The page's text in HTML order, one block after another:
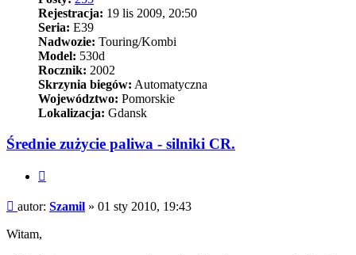
Rejestracja: 19 lis 2009, 20:50
Seria: E39
Nadwozie: Touring/Kombi
Model: 530d
Rocznik: 2002
Skrzynia biegów: Automatyczna
Województwo: Pomorskie
Lokalizacja: Gdansk
Średnie zużycie paliwa - silniki CR.
Post
autor: Szamil » 01 sty 2010, 19:43
Witam,